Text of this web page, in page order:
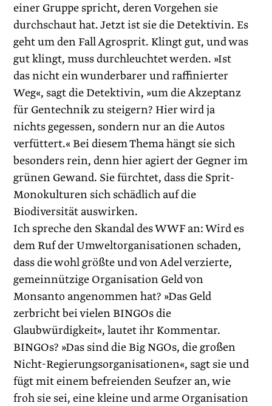
einer Gruppe spricht, deren Vorgehen sie
durchschaut hat. Jetzt ist sie die Detektivin. Es
geht um den Fall Agrosprit. Klingt gut, und was
gut klingt, muss durchleuchtet werden. »Ist
das nicht ein wunderbarer und raffinierter
Weg«, sagt die Detektivin, »um die Akzeptanz
für Gentechnik zu steigern? Hier wird ja
nichts gegessen, sondern nur an die Autos
verfüttert.« Bei diesem Thema hängt sie sich
besonders rein, denn hier agiert der Gegner im
grünen Gewand. Sie fürchtet, dass die Sprit-
Monokulturen sich schädlich auf die
Biodiversität auswirken.
Ich spreche den Skandal des WWF an: Wird es
dem Ruf der Umweltorganisationen schaden,
dass die wohl größte und von Adel verzierte,
gemeinnützige Organisation Geld von
Monsanto angenommen hat? »Das Geld
zerbricht bei vielen BINGOs die
Glaubwürdigkeit«, lautet ihr Kommentar.
BINGOs? »Das sind die Big NGOs, die großen
Nicht-Regierungsorganisationen«, sagt sie und
fügt mit einem befreienden Seufzer an, wie
froh sie sei, eine kleine und arme Organisation